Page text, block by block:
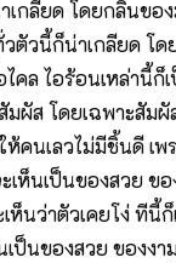
กลียด โดยกลิ่นขอ
วนี้ก็น่าเกลียด โด
คล ไอร้อนเหล่านี้ก็
ส โดยเฉพาะสัมผั
คนเลวไม่มีชิ้นดี เพ
ห็นเป็นของสวย ขอ
นว่าตัวเคยโง่ ทีนี้ก็
เป็นของสวย ของง